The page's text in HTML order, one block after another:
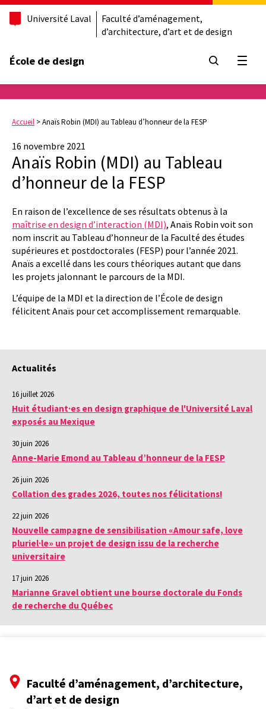
Université Laval
Faculté d’aménagement,
d’architecture, d’art et de design
École de design
Accueil >Anaïs Robin (MDI) au Tableau d’honneur de la FESP
16 novembre 2021
Anaïs Robin (MDI) au Tableau
d’honneur de la FESP
En raison de l’excellence de ses résultats obtenus à la
maîtrise en design d’interaction (MDI), Anaïs Robin voit son
nom inscrit au Tableau d’honneur de la Faculté des études
supérieures et postdoctorales (FESP) pour l’année 2021.
Anaïs a excellé dans les cours théoriques autant que dans
les projets jalonnant le parcours de la MDI.
L’équipe de la MDI et la direction de l’École de design
félicitent Anaïs pour cet accomplissement remarquable.
Actualités
16 juillet 2026
Huit étudiant·es en design graphique de l'Université Laval
exposés au Mexique
30 juin 2026
Anne-Marie Emond au Tableau d’honneur de la FESP
26 juin 2026
Collation des grades 2026, toutes nos félicitations!
22 juin 2026
Nouvelle campagne de sensibilisation «Amour safe, love
pluriel·le» un projet de design issu de la recherche
universitaire
17 juin 2026
Marianne Gravel obtient une bourse doctorale du Fonds
de recherche du Québec
Faculté d’aménagement, d’architecture,
d’art et de design